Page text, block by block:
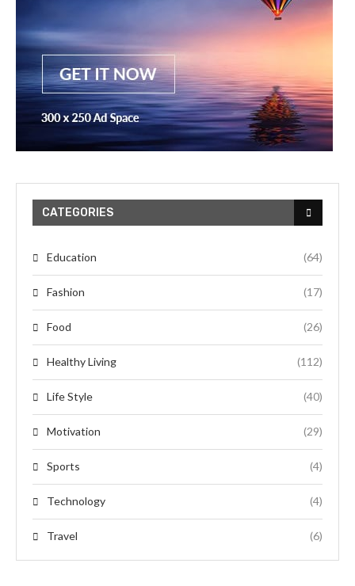
CATEGORIES
Education (64)
Fashion (17)
Food (26)
Healthy Living (112)
Life Style (40)
Motivation (29)
Sports (4)
Technology (4)
Travel (6)